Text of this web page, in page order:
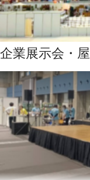
企業展示会・